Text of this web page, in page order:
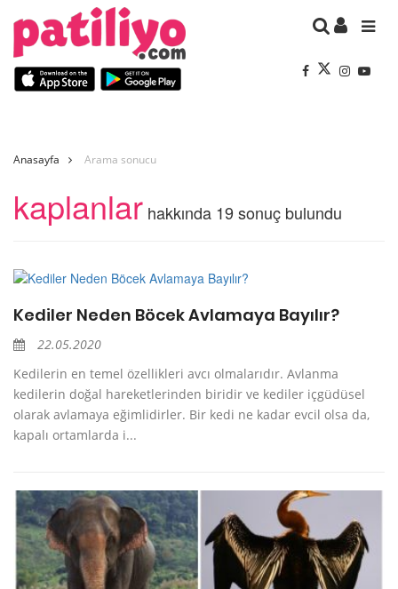
Anasayfa Arama sonucu
kaplanlar hakkında 19 sonuç bulundu
Kediler Neden Böcek Avlamaya Bayılır?
22.05.2020
Kedilerin en temel özellikleri avcı olmalarıdır. Avlanma
kedilerin doğal hareketlerinden biridir ve kediler içgüdüsel
olarak avlamaya eğimlidirler. Bir kedi ne kadar evcil olsa da,
kapalı ortamlarda i...